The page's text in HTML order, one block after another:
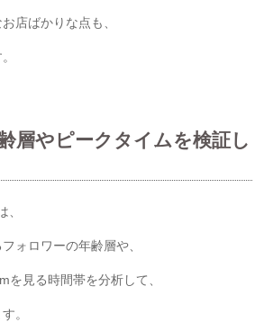
店ばかりな点も、
層やピークタイムを検証し
、
ォロワーの年齢層や、
を見る時間帯を分析して、
。